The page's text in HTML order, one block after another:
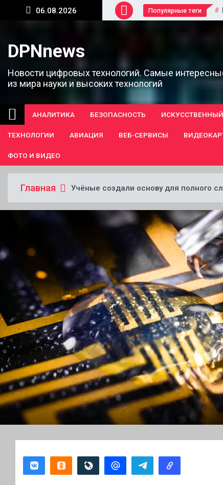
Перейти
06.08.2026 Популярные теги
DPNnews
Новости цифровых технологий. Самые
из мира науки и высоких технологий
АНАЛИТИКА БЕЗОПАСНОСТЬ
ТЕХНОЛОГИИ АВИАЦИЯ ВЕБ-СЕРВИСЫ
ФОТО И ВИДЕО
Главная Учёные создали основу для полного